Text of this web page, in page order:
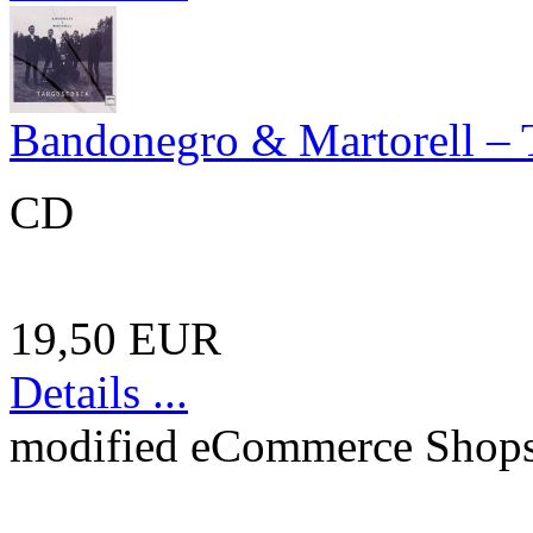
Bandonegro & Martorell –
CD
19,50 EUR
Details ...
modified eCommerce